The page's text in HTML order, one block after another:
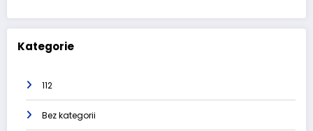
Kategorie
112
Bez kategorii